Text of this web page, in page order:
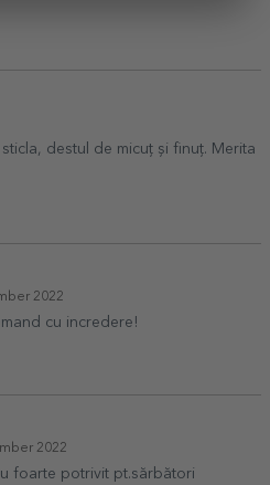
destul de micuț și finuț. Merita
2022
cu incredere!
2022
foarte potrivit pt.sărbători